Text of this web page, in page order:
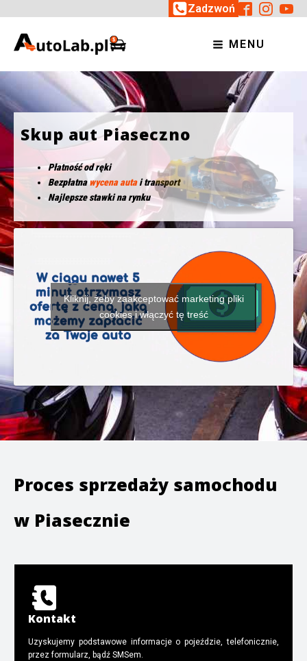
Zadzwoń
MENU
Skup aut Piaseczno
Płatność od ręki
Bezpłatnawycena autai transport
Najlepsze stawki na rynku
Kliknij, żeby zaakceptować marketing pliki
cookies i włączyć tę treść
Proces sprzedaży samochodu
w Piasecznie
Kontakt
Uzyskujemy podstawowe informacje o pojeździe, telefonicznie,
przez formularz, bądź SMSem.